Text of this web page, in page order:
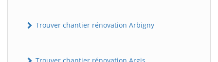
Trouver chantier rénovation Arbigny